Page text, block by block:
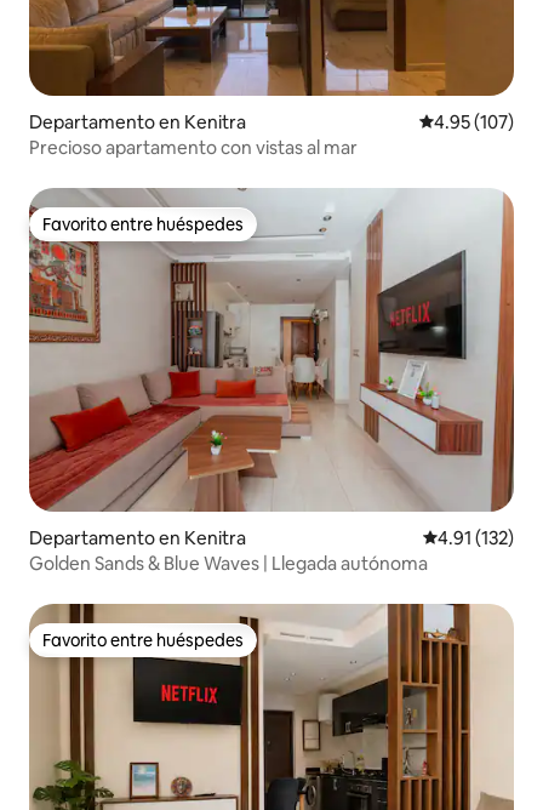
Departamento en Kenitra Calificación
4.95 (107)
Precioso apartamento con vistas al mar
Favorito entre huéspedes
Favorito entre huéspedes
Departamento en Kenitra Calificación
4.91 (132)
Golden Sands & Blue Waves | Llegada autónoma
Favorito entre huéspedes
Favorito entre huéspedes